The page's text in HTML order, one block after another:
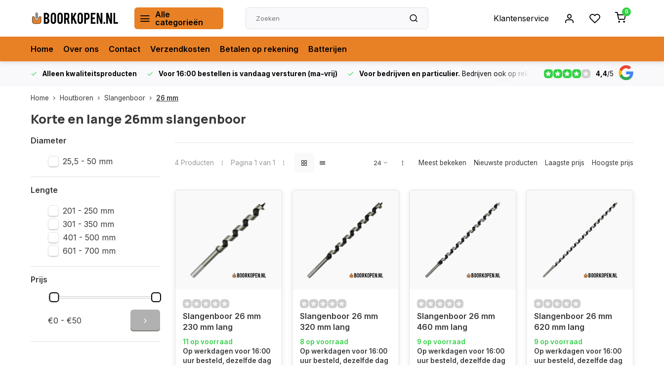
Alle
categorieën
Klantenservice
0
Home Over ons Contact Verzendkosten Betalen op rekening Batterijen
Alleen kwaliteitsproducten Voor 16:00 bestellen is vandaag versturen (ma-vrij) Voor bedrijven en particulier. Bedrijven ook op rekening De voorraad die
4,4/5
Home Houtboren Slangenboor 26 mm
Korte en lange 26mm slangenboor
Diameter
25,5 - 50 mm
Lengte
201 - 250 mm
301 - 350 mm
401 - 500 mm
601 - 700 mm
Prijs
€0 - €50
4 Producten Pagina 1 van 1 Meest bekeken Nieuwste producten Laagste prijs Hoogste prijs
Slangenboor 26 mm
230 mm lang
11 op voorraad
Op werkdagen voor 16:00
uur besteld, dezelfde dag
Slangenboor 26 mm
320 mm lang
8 op voorraad
Op werkdagen voor 16:00
uur besteld, dezelfde dag
Slangenboor 26 mm
460 mm lang
9 op voorraad
Op werkdagen voor 16:00
uur besteld, dezelfde dag
Slangenboor 26 mm
620 mm lang
9 op voorraad
Op werkdagen voor 16:00
uur besteld, dezelfde dag